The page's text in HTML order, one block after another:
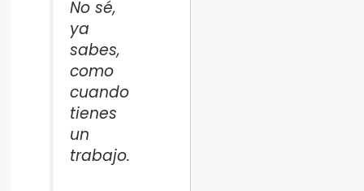
No sé,
ya
sabes,
como
cuando
tienes
un
trabajo.